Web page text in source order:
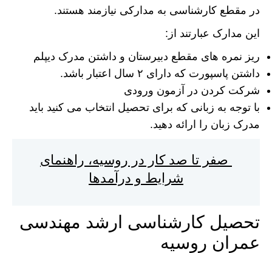
در مقطع کارشناسی‌ به مدارکی نیازمند هستند.
این مدارک عبارتند از:
ریز نمره های مقطع دبیرستان و داشتن مدرک دیپلم
داشتن پاسپورت که دارای ۲ سال اعتبار باشد.
شرکت کردن در آزمون ورودی
با توجه به زبانی که برای تحصیل انتخاب می کنید باید
مدرک زبان را ارائه دهید.
صفر تا صد کار در روسیه، راهنمای
شرایط و درآمدها
تحصیل کارشناسی ارشد مهندسی
عمران روسیه